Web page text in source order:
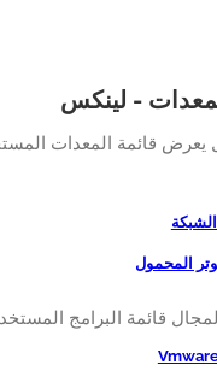
- لينكس
يعرض قائمة المعدات
المحمول
قائمة البرامج